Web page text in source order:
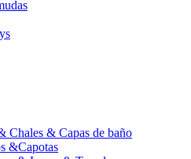
Chales & Capas de baño
&Capotas